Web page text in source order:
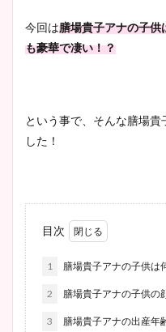
今回は膳場貴子アナの子供
も豪華で凄い！？
という事で、そんな膳場
した！
目次
1 膳場貴子アナの子供は
2 膳場貴子アナの子供の
3 膳場貴子アナの出産年